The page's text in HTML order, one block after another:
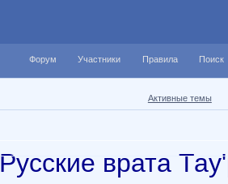
Форум Участники Правила Поиск
Активные темы
Русские врата